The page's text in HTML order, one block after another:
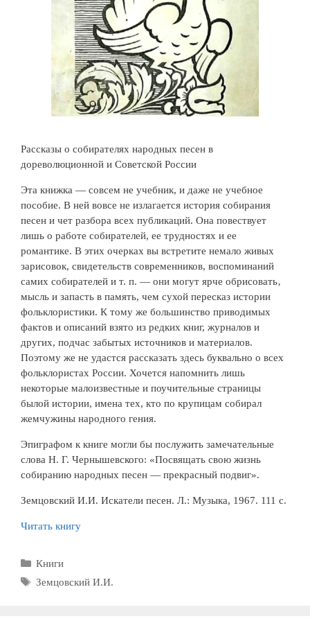
Рассказы о собирателях народных песен в
дореволюционной и Советской России
Эта книжка — совсем не учебник, и даже не учебное
пособие. В ней вовсе не излагается история собирания
песен и чет разбора всех публикаций. Она повествует
лишь о работе собирателей, ее трудностях и ее
романтике. В этих очерках вы встретите немало живых
зарисовок, свидетельств современников, воспоминаний
самих собирателей и т. п. — они могут ярче обрисовать‚
мысль и запасть в память, чем сухой пересказ истории
фольклористики. К тому же большинство приводимых
фактов и описаний взято из редких книг, журналов и
других, подчас забытых источников и материалов.
Поэтому же не удастся рассказать здесь буквально о всех
фольклористах России. Хочется напомнить лишь
некоторые малоизвестные и поучительные страницы
былой истории, имена тех, кто по крупицам собирал
жемчужины народного гения.
Эпиграфом к книге могли бы послужить замечательные
слова Н. Г. Чернышевского: «Посвящать свою жизнь
собиранию народных песен — прекрасный подвиг».
Земцовский И.И. Искатели песен. Л.: Музыка, 1967. 111 с.
Читать книгу
Рубрики
Книги
Метки
Земцовский И.И.